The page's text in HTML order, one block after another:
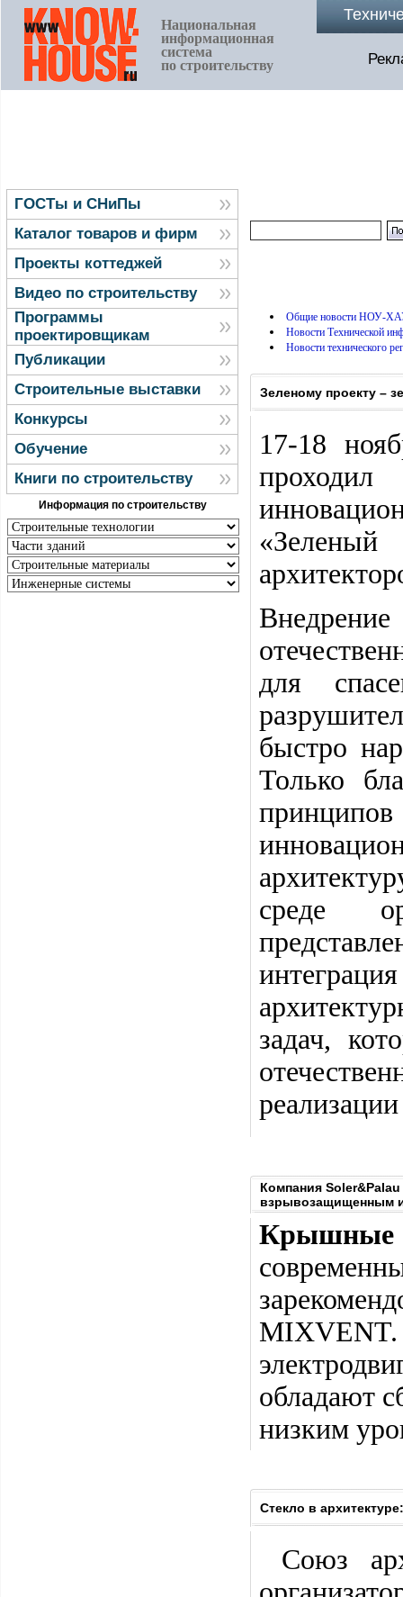
Национальная
информационная
система
по строительству
ГОСТы и СНиПы
Каталог товаров и фирм
Проекты коттеджей
Видео по строительству
Программы
проектировщикам
Публикации
Строительные выставки
Конкурсы
Обучение
Книги по строительству
Информация по строительству
Общие новости НОУ-
Новости Технической
Новости технического
Зеленому проекту –
17-18
для
быстро
Только
среде
задач,
Компания
взрывозащищенным
Крышные
обладают
низким
Стекло в
Союз